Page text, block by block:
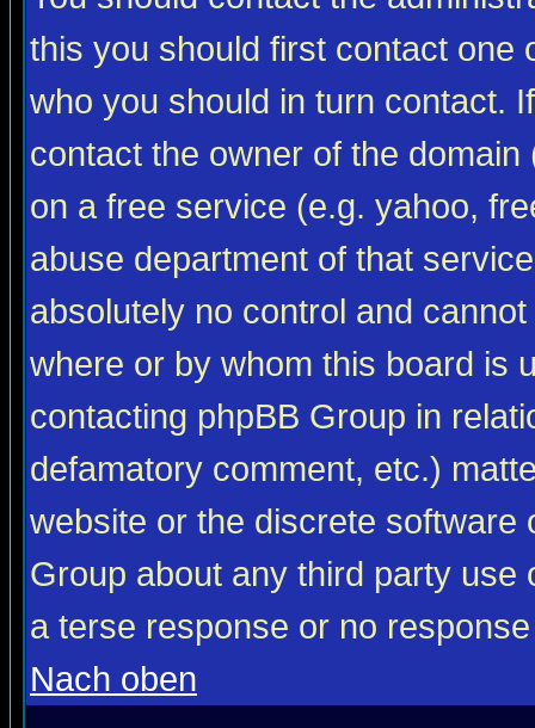
this you should first contact one
who you should in turn contact.
contact the owner of the
on a free service (e.g. yahoo,
abuse department of that
absolutely no control and
where or by whom this board is
contacting phpBB Group in
defamatory comment, etc.)
website or the discrete software
Group about any third party
a terse response or no
Nach oben